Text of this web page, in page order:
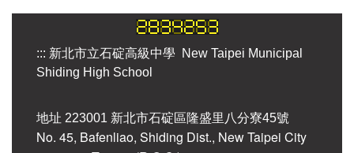
::: 新北市立石碇高級中學 New Taipei Municipal
Shiding High School
地址 223001 新北市石碇區隆盛里八分寮45號
No. 45, Bafenliao, Shiding Dist., New Taipei City